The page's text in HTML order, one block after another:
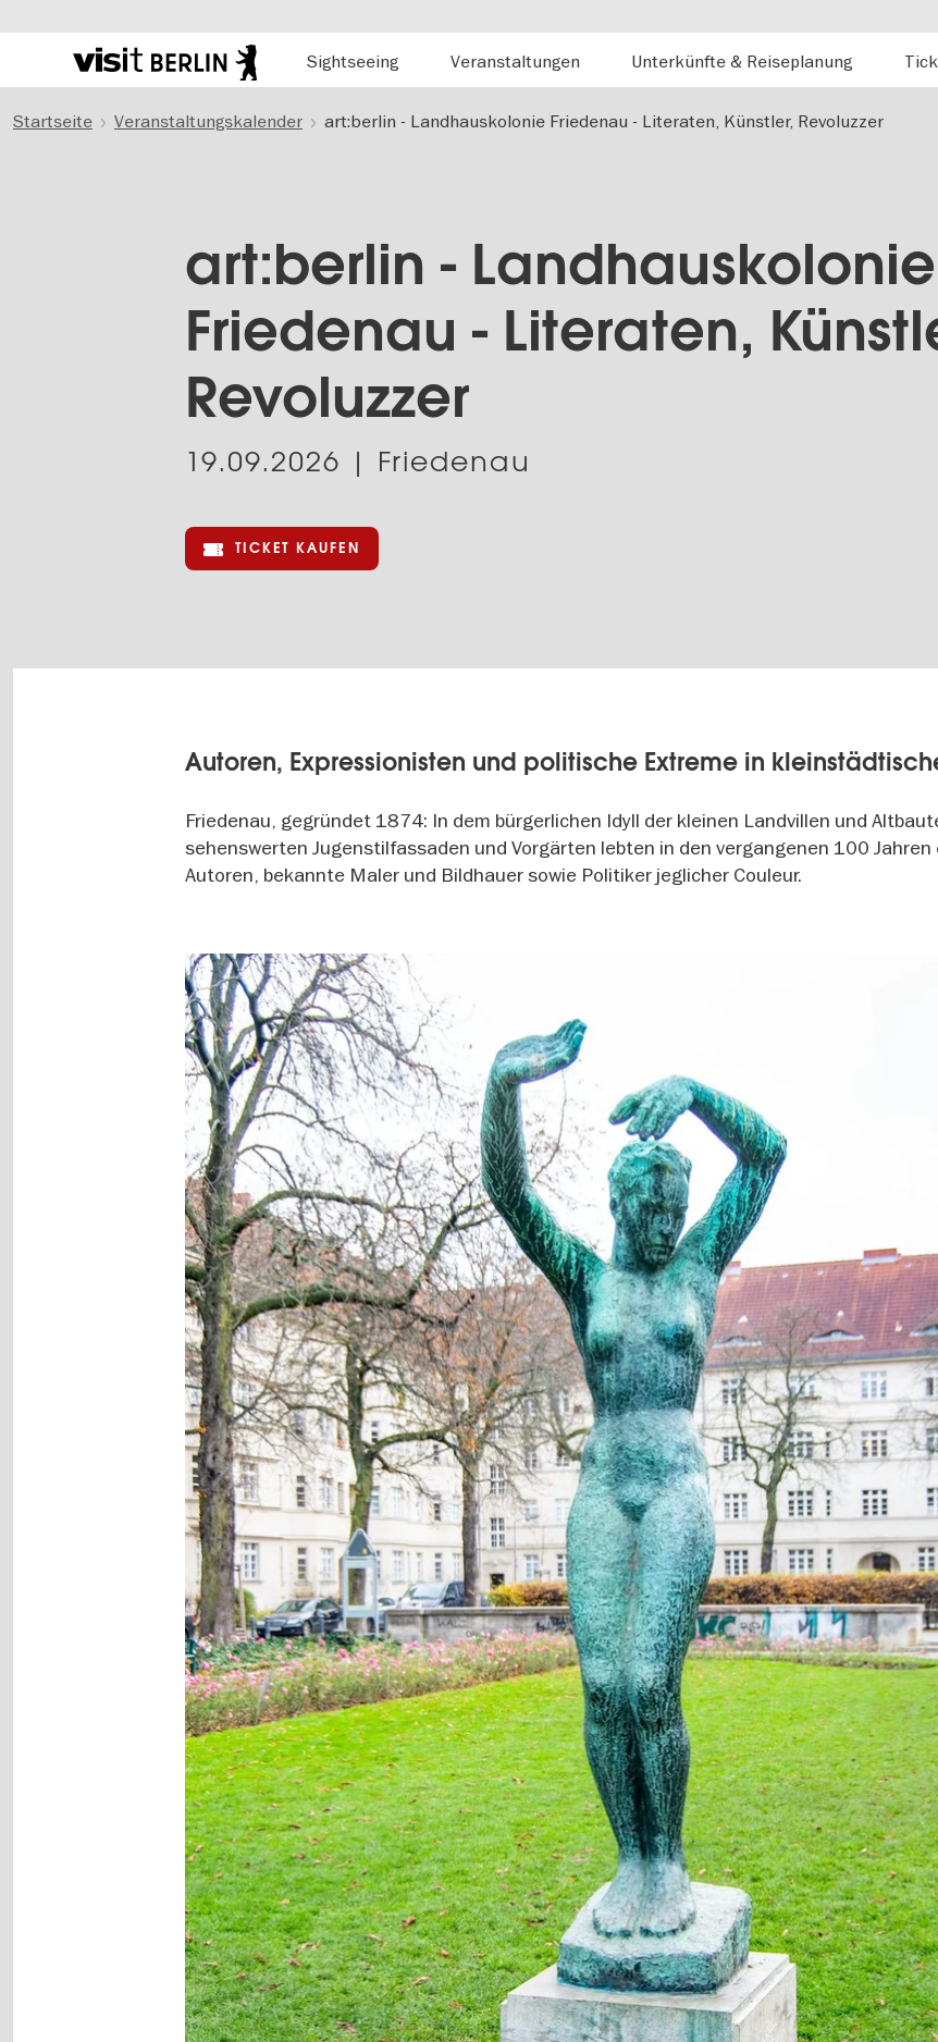
zum
Berlins
Tourismusportal
Sightseeing
Veranstaltungen Unterkünfte & Reiseplanung
Startseite Veranstaltungskalender art:berlin - Landhauskolonie Friedenau - Literaten, Künstler, Revoluzzer
art:berlin - Landhauskolonie
Friedenau - Literaten,
Revoluzzer
19.09.2026 | Friedenau
TICKET KAUFEN
Autoren, Expressionisten und politische Extreme in
Friedenau, gegründet 1874: In dem bürgerlichen Idyll der kleinen Landvillen und
sehenswerten Jugenstilfassaden und Vorgärten lebten in den vergangenen 100
Autoren, bekannte Maler und Bildhauer sowie Politiker jeglicher Couleur.
Image
gallery